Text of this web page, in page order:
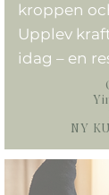
kroppen
Upplev
idag – en
NY